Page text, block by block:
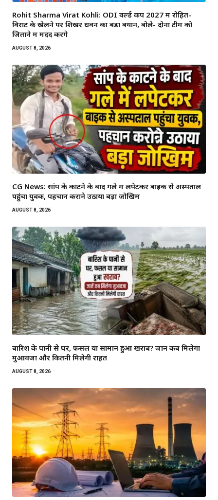
Rohit Sharma Virat Kohli: ODI वर्ल्ड कप 2027 में रोहित-
विराट के खेलने पर शिखर धवन का बड़ा बयान, बोले- दोनों टीम को
जिताने में मदद करेंगे
AUGUST 8, 2026
CG News: सांप के काटने के बाद गले में लपेटकर बाइक से अस्पताल
पहुंचा युवक, पहचान कराने उठाया बड़ा जोखिम
AUGUST 8, 2026
बारिश के पानी से घर, फसल या सामान हुआ खराब? जानें कब मिलेगा
मुआवजा और कितनी मिलेगी राहत
AUGUST 8, 2026